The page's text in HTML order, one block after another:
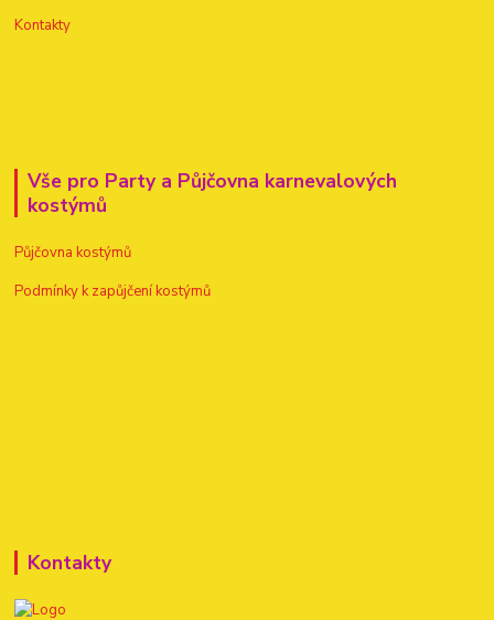
Kontakty
Vše pro Party a Půjčovna karnevalových
kostýmů
Půjčovna kostýmů
Podmínky k zapůjčení kostýmů
Kontakty